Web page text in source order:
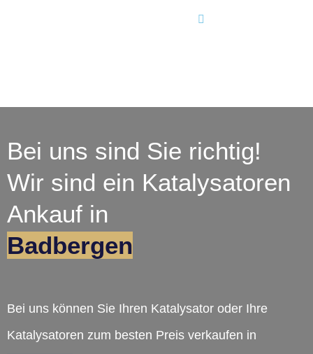
Bei uns sind Sie richtig!
Wir sind ein Katalysatoren
Ankauf in
Badbergen
Bei uns können Sie Ihren Katalysator oder Ihre
Katalysatoren zum besten Preis verkaufen in